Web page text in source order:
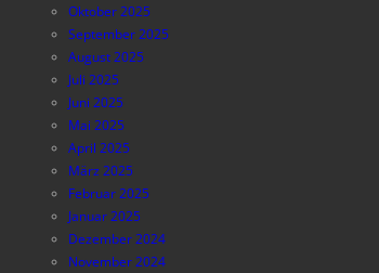
Oktober 2025
September 2025
August 2025
Juli 2025
Juni 2025
Mai 2025
April 2025
März 2025
Februar 2025
Januar 2025
Dezember 2024
November 2024